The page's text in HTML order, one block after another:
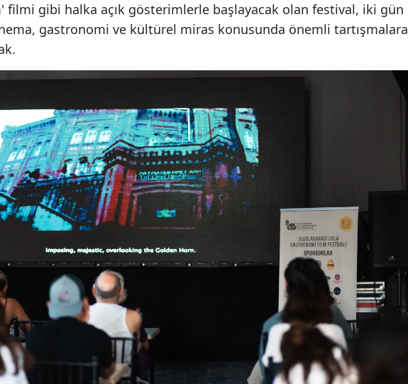
filmi gibi halka açık gösterimlerle başlayacak olan festival, iki gün
gastronomi ve kültürel miras konusunda önemli tartışmalara